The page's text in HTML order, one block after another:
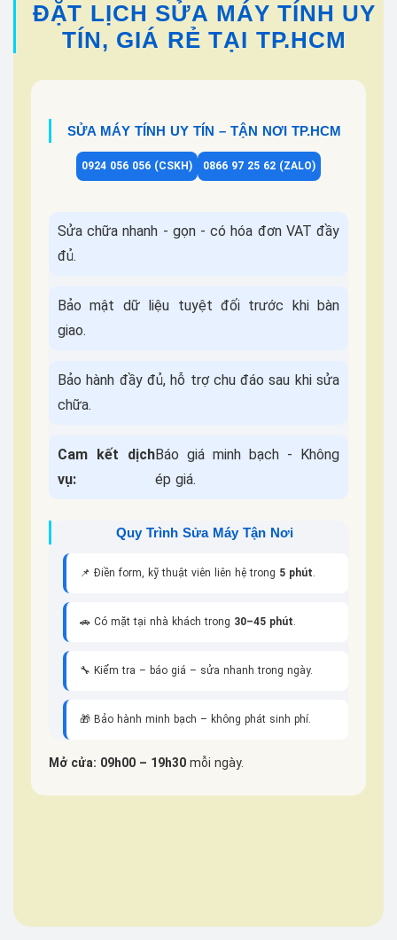
ĐẶT LỊCH SỬA MÁY TÍNH UY
TÍN, GIÁ RẺ TẠI TP.HCM
SỬA MÁY TÍNH UY TÍN – TẬN NƠI TP.HCM
0924 056 056 (CSKH) 0866 97 25 62 (ZALO)
Sửa chữa nhanh - gọn - có hóa đơn VAT đầy
đủ.
Bảo mật dữ liệu tuyệt đối trước khi bàn
giao.
Bảo hành đầy đủ, hỗ trợ chu đáo sau khi sửa
chữa.
Cam kết dịch
vụ:
Báo giá minh bạch - Không
ép giá.
Quy Trình Sửa Máy Tận Nơi
📌 Điền form, kỹ thuật viên liên hệ trong 5 phút.
🚗 Có mặt tại nhà khách trong 30–45 phút.
🔧 Kiểm tra – báo giá – sửa nhanh trong ngày.
🎁 Bảo hành minh bạch – không phát sinh phí.
Mở cửa: 09h00 – 19h30 mỗi ngày.